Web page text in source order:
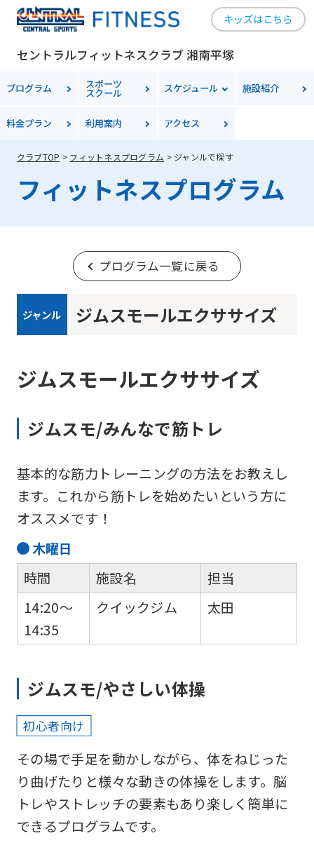
キッズはこちら
セントラルフィットネスクラブ 湘南平塚
プログラム スポーツ
スクール スケジュール 施設紹介
料金プラン 利用案内 アクセス
クラブTOP フィットネスプログラム ジャンルで探す
フィットネスプログラム
プログラム一覧に戻る
ジャンル ジムスモールエクササイズ
ジムスモールエクササイズ
ジムスモ/みんなで筋トレ
基本的な筋力トレーニングの方法をお教えし
ます。これから筋トレを始めたいという方に
オススメです！
木曜日
時間
14:20～
14:35
施設名
クイックジム
担当
太田
ジムスモ/やさしい体操
初心者向け
その場で手足を動かしながら、体をねじった
り曲げたりと様々な動きの体操をします。脳
トレやストレッチの要素もあり楽しく簡単に
できるプログラムです。